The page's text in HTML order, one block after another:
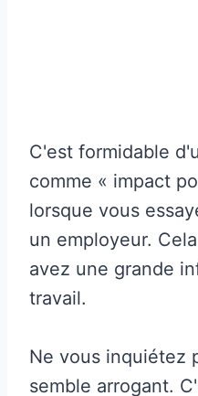
C'est formidable
comme « impact
lorsque vous
un employeur.
avez une grande
travail.
Ne vous inquiétez
semble arrogant.